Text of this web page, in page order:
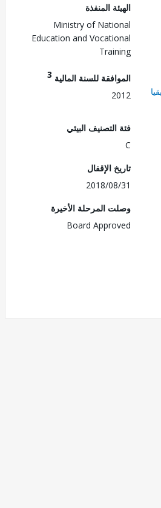
الهيئة المنفذة
Ministry of National
Education and Vocational
Training
الموافقة للسنة المالية3
2012
فئة التصنيف البيئي
تاريخ الإقفال
2018/08/31
وصلت المرحلة الأخيرة
Board Approved